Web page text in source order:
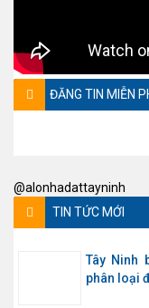
ĐĂNG TIN MIỄN
@alonhadattayninh
TIN TỨC MỚI
Tây Ninh
phân loại